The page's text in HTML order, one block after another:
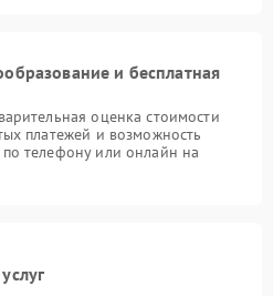
и бесплатная
оценка стоимости
платежей и возможность
телефону или онлайн на